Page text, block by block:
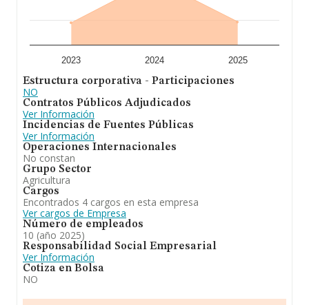
2023 2024 2025
Estructura corporativa - Participaciones
NO
Contratos Públicos Adjudicados
Ver Información
Incidencias de Fuentes Públicas
Ver Información
Operaciones Internacionales
No constan
Grupo Sector
Agricultura
Cargos
Encontrados 4 cargos en esta empresa
Ver cargos de Empresa
Número de empleados
10 (año 2025)
Responsabilidad Social Empresarial
Ver Información
Cotiza en Bolsa
NO